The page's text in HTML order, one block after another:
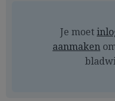
Je moet
aanmaken